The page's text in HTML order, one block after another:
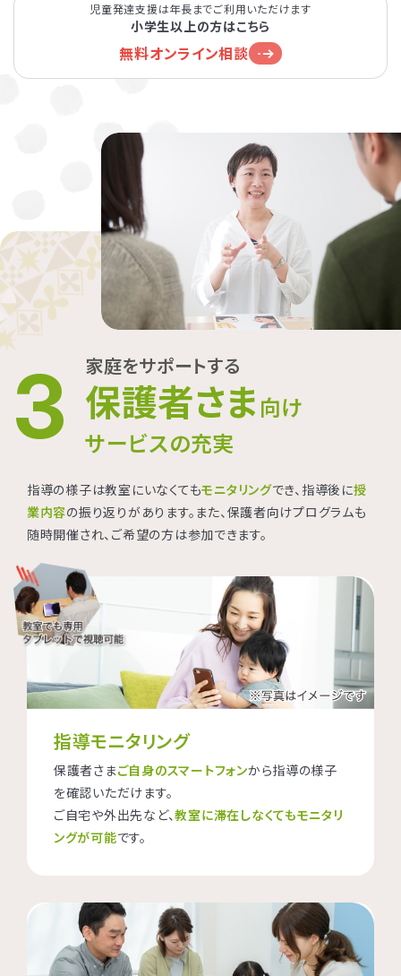
児童発達支援は年長までご利用いただけます
小学生以上の方はこちら
無料オンライン相談
3 家庭をサポートする
保護者さま 向け
サービスの充実
指導の様子は教室にいなくてもモニタリングでき、指導後に授
業内容の振り返りがあります。また、保護者向けプログラムも
随時開催され、ご希望の方は参加できます。
指導モニタリング
保護者さまご自身のスマートフォンから指導の様子
を確認いただけます。
ご自宅や外出先など、教室に滞在しなくてもモニタリ
ングが可能です。